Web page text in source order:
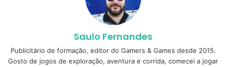
Saulo Fernandes
Publicitário de formação, editor do Gamers & Games desde 2015.
Gosto de jogos de exploração, aventura e corrida, comecei a jogar